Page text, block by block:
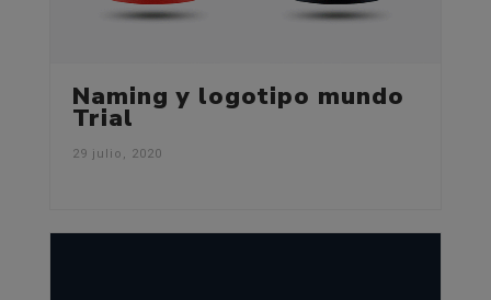
Naming y logotipo mundo
Trial
29 julio, 2020